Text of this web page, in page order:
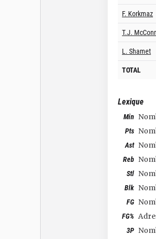
F. Korkmaz
T.J.
L. Shamet
TOTAL
Lexique
Min
Pts
Ast
Reb
Stl
Blk
FG
FG%
3P